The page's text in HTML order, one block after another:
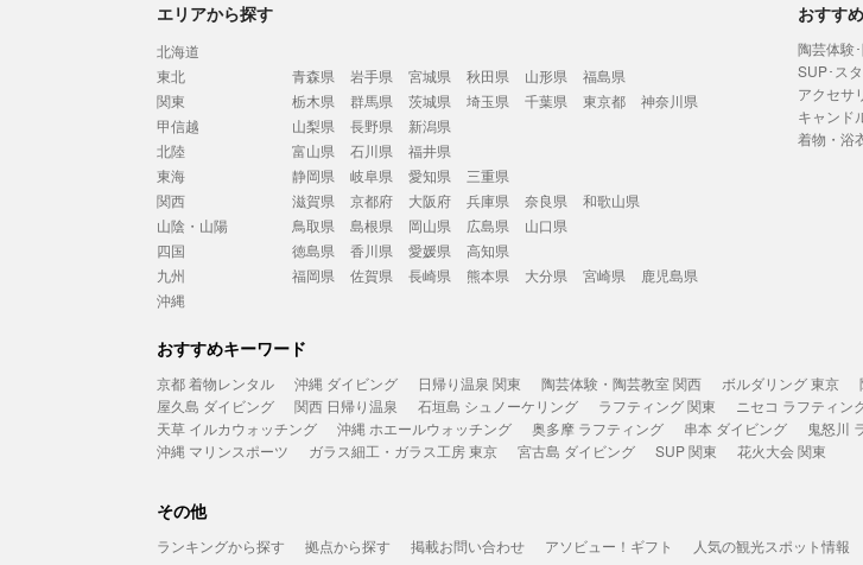
エリアから探す
北海道
東北
青森県 岩手県 宮城県 秋田県 山形県
福島県
関東
栃木県 群馬県 茨城県 埼玉県 千葉県 東京都
神奈川県
甲信越
山梨県 長野県
新潟県
北陸
富山県 石川県
福井県
東海
静岡県 岐阜県 愛知県
三重県
関西
滋賀県 京都府 大阪府 兵庫県 奈良県
和歌山県
山陰・山陽
鳥取県 島根県 岡山県 広島県
山口県
四国
徳島県 香川県 愛媛県
高知県
九州
福岡県 佐賀県 長崎県 熊本県 大分県 宮崎県
鹿児島県
沖縄
おすす
陶芸体験
SUP･ス
アクセサ
キャンド
着物・浴
おすすめキーワード
京都 着物レンタル 沖縄 ダイビング 日帰り温泉 関東 陶芸体験・陶芸教室 関西 ボルダリング 東京
屋久島 ダイビング
関西 日帰り温泉 石垣島 シュノーケリング ラフティング 関東 ニセコ ラフティン
天草 イルカウォッチング
沖縄 ホエールウォッチング 奥多摩 ラフティング 串本 ダイビング 鬼怒川
沖縄 マリンスポーツ
ガラス細工・ガラス工房 東京 宮古島 ダイビング SUP 関東 花火大会 関東
その他
ランキングから探す 拠点から探す 掲載お問い合わせ アソビュー！ギフト 人気の観光スポット情報